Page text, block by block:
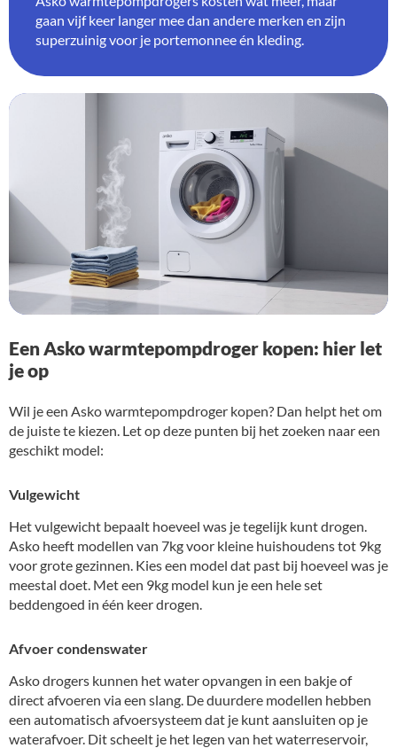
gaan vijf keer langer mee dan andere merken en zijn
superzuinig voor je portemonnee én kleding.
Een Asko warmtepompdroger kopen: hier let
je op
Wil je een Asko warmtepompdroger kopen? Dan helpt het om
de juiste te kiezen. Let op deze punten bij het zoeken naar een
geschikt model:
Vulgewicht
Het vulgewicht bepaalt hoeveel was je tegelijk kunt drogen.
Asko heeft modellen van 7kg voor kleine huishoudens tot 9kg
voor grote gezinnen. Kies een model dat past bij hoeveel was je
meestal doet. Met een 9kg model kun je een hele set
beddengoed in één keer drogen.
Afvoer condenswater
Asko drogers kunnen het water opvangen in een bakje of
direct afvoeren via een slang. De duurdere modellen hebben
een automatisch afvoersysteem dat je kunt aansluiten op je
waterafvoer. Dit scheelt je het legen van het waterreservoir,